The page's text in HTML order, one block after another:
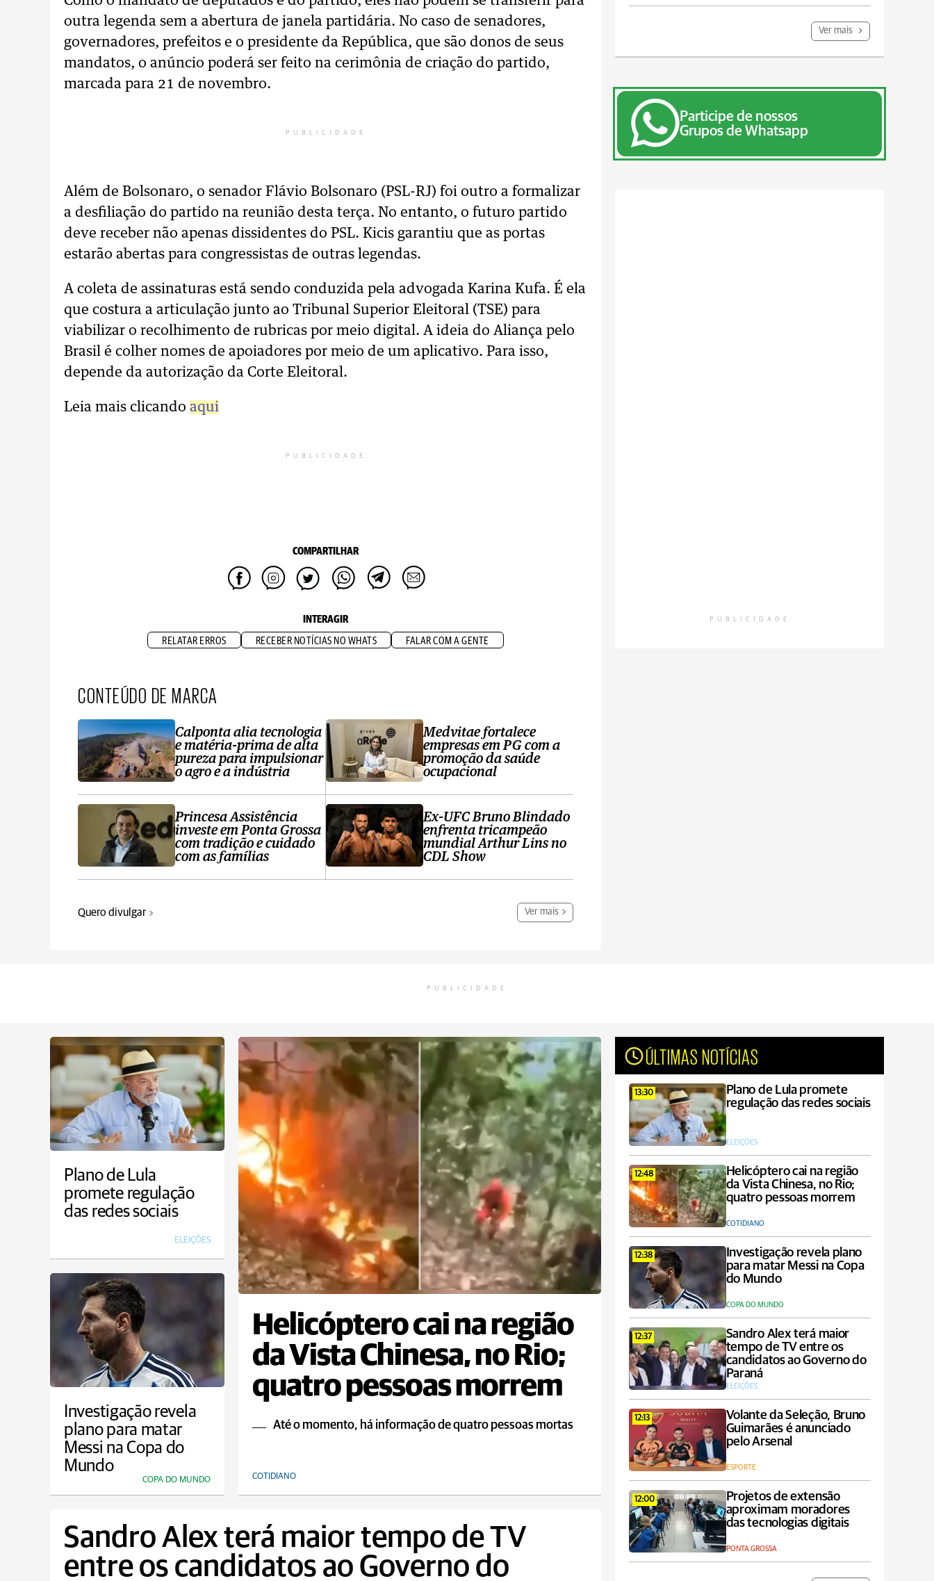
outra legenda sem a abertura de janela partidária. No caso de senadores,
governadores, prefeitos e o presidente da República, que são donos de seus
mandatos, o anúncio poderá ser feito na cerimônia de criação do partido,
marcada para 21 de novembro.
PUBLICIDADE
Além de Bolsonaro, o senador Flávio Bolsonaro (PSL-RJ) foi outro a formalizar
a desfiliação do partido na reunião desta terça. No entanto, o futuro partido
deve receber não apenas dissidentes do PSL. Kicis garantiu que as portas
estarão abertas para congressistas de outras legendas.
A coleta de assinaturas está sendo conduzida pela advogada Karina Kufa. É ela
que costura a articulação junto ao Tribunal Superior Eleitoral (TSE) para
viabilizar o recolhimento de rubricas por meio digital. A ideia do Aliança pelo
Brasil é colher nomes de apoiadores por meio de um aplicativo. Para isso,
depende da autorização da Corte Eleitoral.
Leia mais clicando aqui
PUBLICIDADE
COMPARTILHAR
INTERAGIR
RELATAR ERROS RECEBER NOTÍCIAS NO WHATS FALAR COM A GENTE
CONTEÚDO DE MARCA
Calponta alia tecnologia
e matéria-prima de alta
pureza para impulsionar
o agro e a indústria
Princesa Assistência
investe em Ponta Grossa
com tradição e cuidado
com as famílias
Medvitae fortalece
empresas em PG com a
promoção da saúde
ocupacional
Ex-UFC Bruno Blindado
enfrenta tricampeão
mundial Arthur Lins no
CDL Show
Quero divulgar Ver mais
Ver mais
Participe de nossos
Grupos de Whatsapp
PUBLICIDADE
PUBLICIDADE
Plano de Lula
promete regulação
das redes sociais
ELEIÇÕES
Helicóptero cai na região
da Vista Chinesa, no Rio;
quatro pessoas morrem
Até o momento, há informação de quatro pessoas mortas
COTIDIANO
ÚLTIMAS NOTÍCIAS
13:30
Plano de Lula promete
regulação das redes sociais
ELEIÇÕES
12:48
Helicóptero cai na região
da Vista Chinesa, no Rio;
quatro pessoas morrem
COTIDIANO
12:38
Investigação revela plano
para matar Messi na Copa
do Mundo
COPA DO MUNDO
12:37
Sandro Alex terá maior
tempo de TV entre os
candidatos ao Governo do
Paraná
ELEIÇÕES
12:13
Volante da Seleção, Bruno
Guimarães é anunciado
pelo Arsenal
ESPORTE
12:00
Projetos de extensão
aproximam moradores
das tecnologias digitais
PONTA GROSSA
Investigação revela
plano para matar
Messi na Copa do
Mundo
COPA DO MUNDO
Sandro Alex terá maior tempo de TV
entre os candidatos ao Governo do